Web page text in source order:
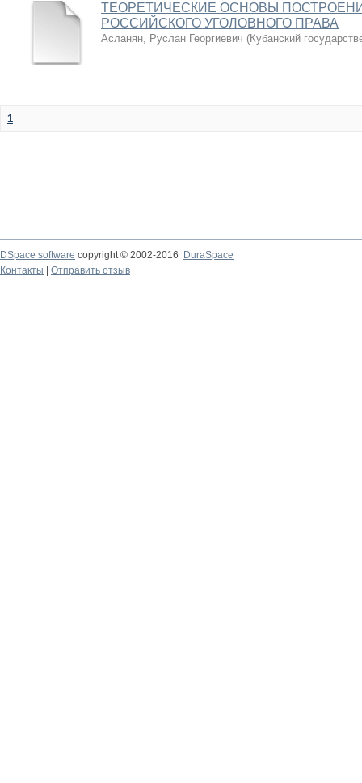
ТЕОРЕТИЧЕСКИЕ ОСНОВЫ
РОССИЙСКОГО УГОЛОВНОГО ПРАВА
Асланян, Руслан Георгиевич (Кубанский
1
DSpace software copyright © 2002-2016
DuraSpace
Контакты
Отправить отзыв